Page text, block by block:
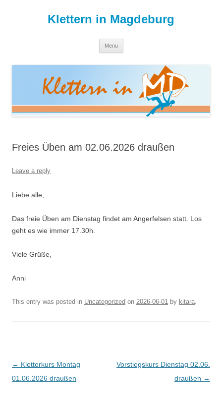
Klettern in Magdeburg
Menu
Freies Üben am 02.06.2026 draußen
Leave a reply
Liebe alle,
Das freie Üben am Dienstag findet am Angerfelsen statt. Los
geht es wie immer 17.30h.
Viele Grüße,
Anni
This entry was posted in Uncategorized on 2026-06-01 by kitara
Post
navigation
← Kletterkurs Montag
01.06.2026 draußen
Vorstiegskurs Dienstag 02.06.
draußen →